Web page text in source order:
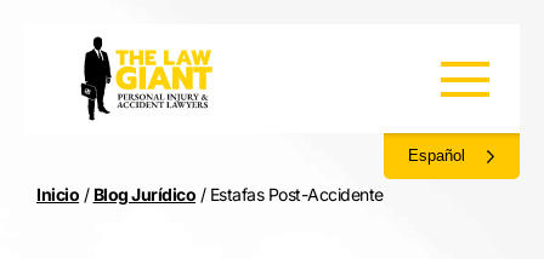
Español
Inicio / Blog Jurídico / Estafas Post-Accidente